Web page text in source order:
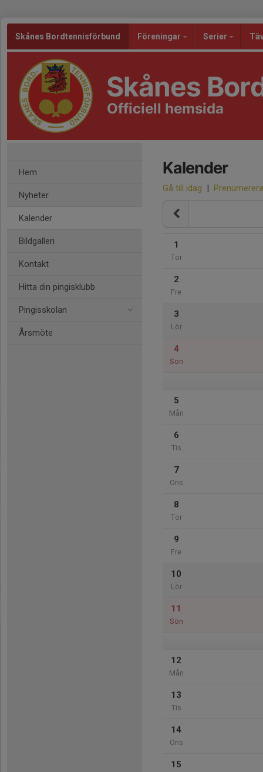
Skånes Bordtennisförbund Föreningar Serier
Skånes
Officiell hemsida
Hem
Nyheter
Kalender
Bildgalleri
Kontakt
Hitta din pingisklubb
Pingisskolan
Årsmöte
Kalender
Gå till idag | Prenumerera
1
Tor
2
Fre
3
Lör
4
Sön
5
Mån
6
Tis
7
Ons
8
Tor
9
Fre
10
Lör
11
Sön
12
Mån
13
Tis
14
Ons
15